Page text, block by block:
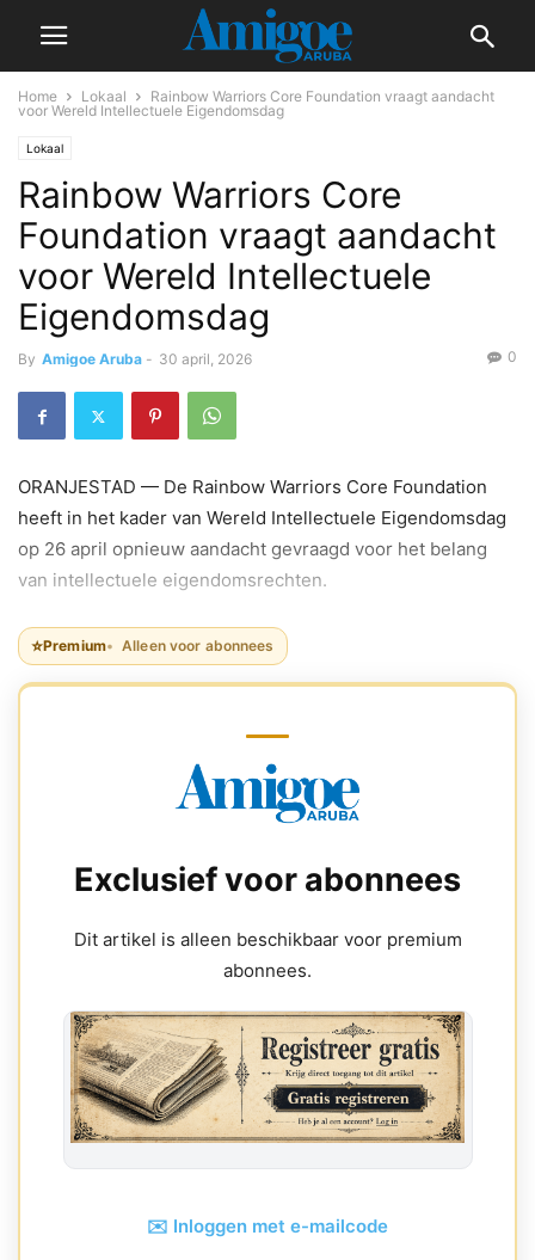
Home Lokaal
Rainbow Warriors Core Foundation vraagt aandacht
voor Wereld Intellectuele Eigendomsdag
Lokaal
Rainbow Warriors Core
Foundation vraagt aandacht
voor Wereld Intellectuele
Eigendomsdag
By Amigoe Aruba - 30 april, 2026 0
ORANJESTAD — De Rainbow Warriors Core Foundation
heeft in het kader van Wereld Intellectuele Eigendomsdag
op 26 april opnieuw aandacht gevraagd voor het belang
van intellectuele eigendomsrechten.
⭐Premium Alleen voor abonnees
Exclusief voor abonnees
Dit artikel is alleen beschikbaar voor premium
abonnees.
✉️ Inloggen met e-mailcode